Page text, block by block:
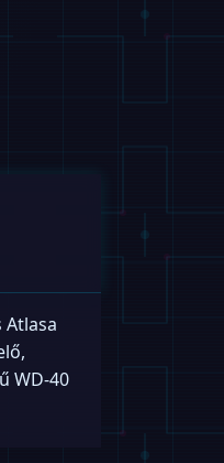
WD-40